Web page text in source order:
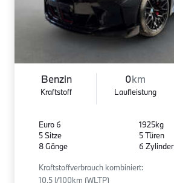
Benzin
Kraftstoff
0km
Laufleistung
Euro 6
5 Sitze
8 Gänge
1925kg
5 Türen
6 Zylinder
Kraftstoffverbrauch kombiniert:
10.5 l/100km (WLTP)